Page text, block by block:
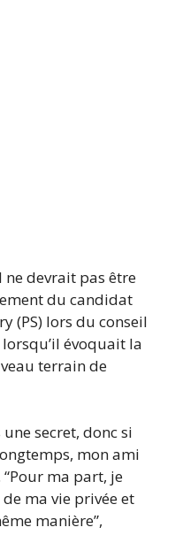
ne devrait pas être
du candidat
(PS) lors du conseil
évoquait la
terrain de
secret, donc si
mon ami
ma part, je
ma vie privée et
manière”,